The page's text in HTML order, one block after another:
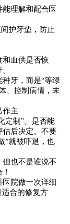
理解和配合医
护牙垫，防止
血供是否恢
牙，而是“等绿
、控制病情，未
主
制”。是否能
估后决定。不要
”就被吓退，也
也不是谁说不
院做一次详细
适合的修复方